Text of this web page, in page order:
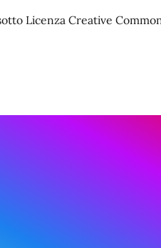
Licenza Creative